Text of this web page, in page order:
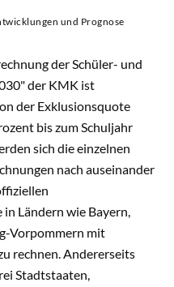
und Prognose
der Schüler- und
der KMK ist
der Exklusionsquote
bis zum Schuljahr
sich die einzelnen
nach auseinander
Ländern wie Bayern,
Vorpommern mit
rechnen. Andererseits
Stadtstaaten,